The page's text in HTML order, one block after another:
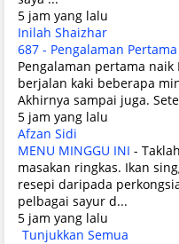
5 jam yang lalu
Inilah Shaizhar
687 - Pengalaman
Pengalaman pertama naik
berjalan kaki beberapa
Akhirnya sampai juga.
5 jam yang lalu
Afzan Sidi
MENU MINGGU INI -
masakan ringkas. Ikan
resepi daripada
pelbagai sayur d...
5 jam yang lalu
Tunjukkan Semua